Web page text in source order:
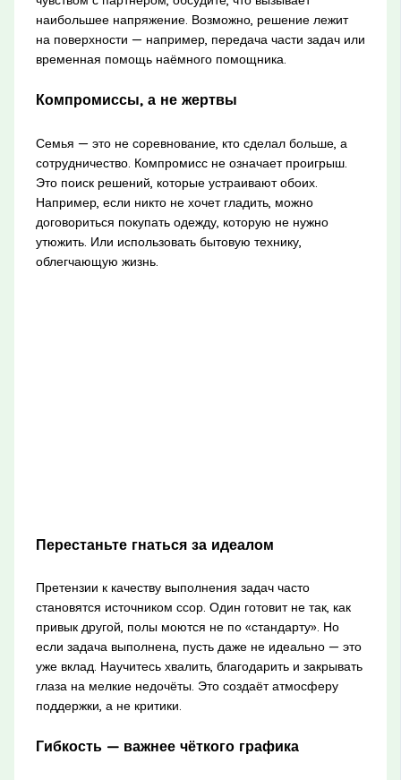
наибольшее напряжение. Возможно, решение лежит
на поверхности — например, передача части задач или
временная помощь наёмного помощника.
Компромиссы, а не жертвы
Семья — это не соревнование, кто сделал больше, а
сотрудничество. Компромисс не означает проигрыш.
Это поиск решений, которые устраивают обоих.
Например, если никто не хочет гладить, можно
договориться покупать одежду, которую не нужно
утюжить. Или использовать бытовую технику,
облегчающую жизнь.
Перестаньте гнаться за идеалом
Претензии к качеству выполнения задач часто
становятся источником ссор. Один готовит не так, как
привык другой, полы моются не по «стандарту». Но
если задача выполнена, пусть даже не идеально — это
уже вклад. Научитесь хвалить, благодарить и закрывать
глаза на мелкие недочёты. Это создаёт атмосферу
поддержки, а не критики.
Гибкость — важнее чёткого графика